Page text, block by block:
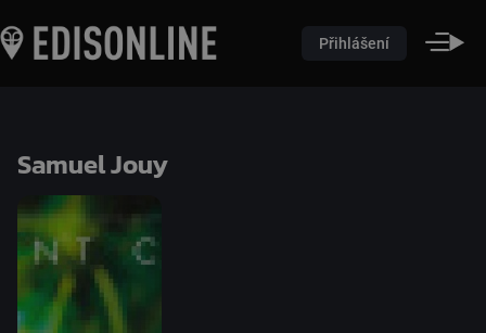
Přihlášení
Samuel Jouy